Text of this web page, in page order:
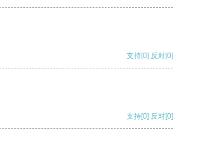
支持[0] 反对[0]
支持[0] 反对[0]